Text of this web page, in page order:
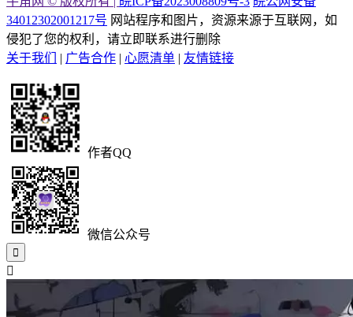
34012302001217号 网站程序和图片，资源来源于互联网，如
侵犯了您的权利，请立即联系进行删除
关于我们
| 广告合作 | 心愿清单 | 友情链接
作者QQ
微信公众号